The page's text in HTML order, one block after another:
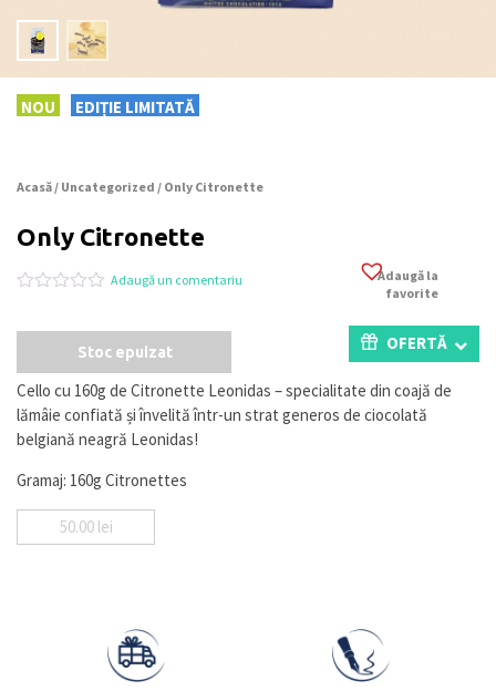
NOU EDIȚIE LIMITATĂ
Acasă / Uncategorized / Only Citronette
Only Citronette
5
pe
a
evaluări
clienți
Adaugă un comentariu
Adaugă la
favorite
Stoc epuizat OFERTĂ
Cello cu 160g de Citronette Leonidas – specialitate din coajă de
lămâie confiată și învelită într-un strat generos de ciocolată
belgiană neagră Leonidas!
Gramaj: 160g Citronettes
50.00 lei